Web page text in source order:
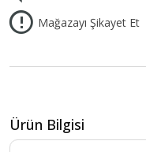
Mağazayı Şikayet Et
Ürün Bilgisi